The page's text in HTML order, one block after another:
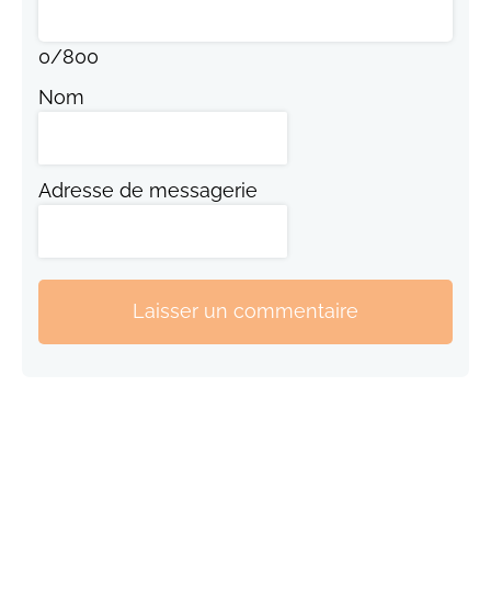
0/800
Nom
Adresse de messagerie
Laisser un commentaire